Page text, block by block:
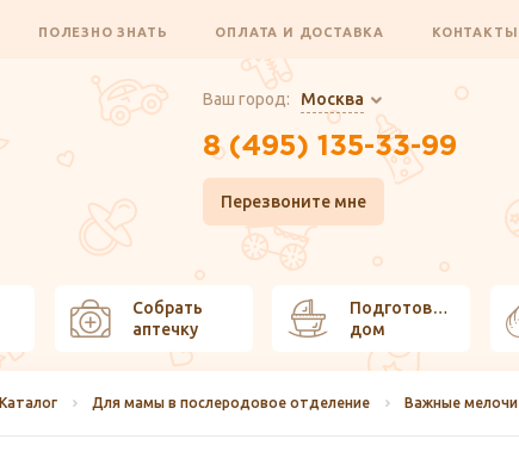
ПОЛЕЗНО ЗНАТЬ ОПЛАТА И ДОСТАВКА КОНТАКТЫ
Ваш город: Москва
8 (495) 135-33-99
Перезвоните мне
Собрать
аптечку
Подготовить
дом
Каталог Для мамы в послеродовое отделение Важные мелочи